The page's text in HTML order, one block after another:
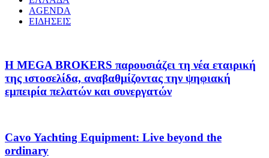
AGENDA
ΕΙΔΗΣΕΙΣ
Η MEGA BROKERS παρουσιάζει τη νέα εταιρική
της ιστοσελίδα, αναβαθμίζοντας την ψηφιακή
εμπειρία πελατών και συνεργατών
Cavo Yachting Equipment: Live beyond the
ordinary